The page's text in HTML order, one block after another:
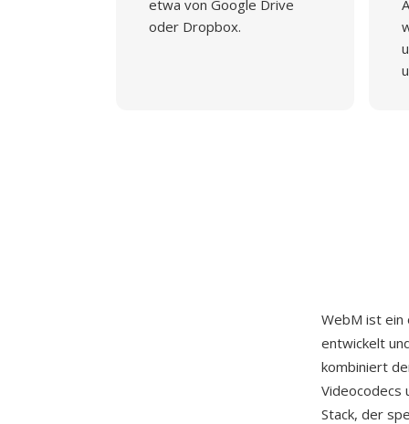
etwa von Google Drive
oder Dropbox.
WebM ist
entwickelt
kombiniert
Videocodecs
Stack, der